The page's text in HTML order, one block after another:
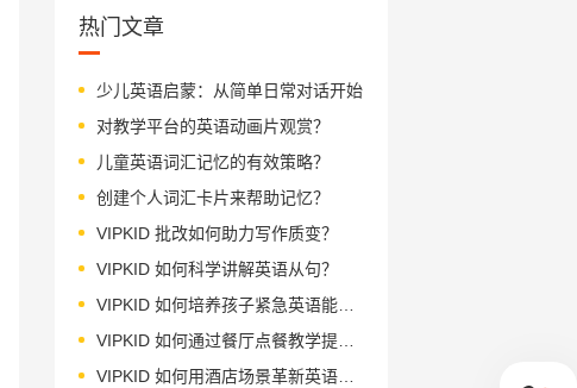
热门文章
少儿英语启蒙：从简单日常对话开始
对教学平台的英语动画片观赏？
儿童英语词汇记忆的有效策略？
创建个人词汇卡片来帮助记忆？
VIPKID 批改如何助力写作质变？
VIPKID 如何科学讲解英语从句？
VIPKID 如何培养孩子紧急英语能力？
VIPKID 如何通过餐厅点餐教学提升少儿英语应用能力？
VIPKID 如何用酒店场景革新英语教学？